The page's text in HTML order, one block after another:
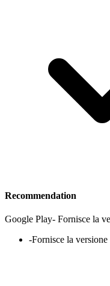
Recommendation
Google Play- Fornisce la
-Fornisce la